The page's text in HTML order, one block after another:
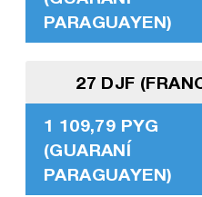
PARAGUAYEN)
27 DJF
1 109,79 PYG
(GUARANÍ
PARAGUAYEN)